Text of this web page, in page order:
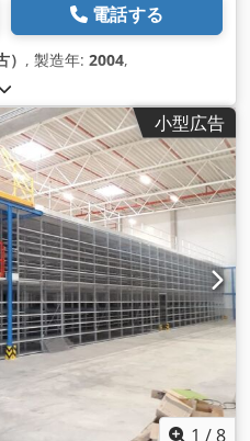
電話する
, 製造年: 2004,
小型広告
1 /8